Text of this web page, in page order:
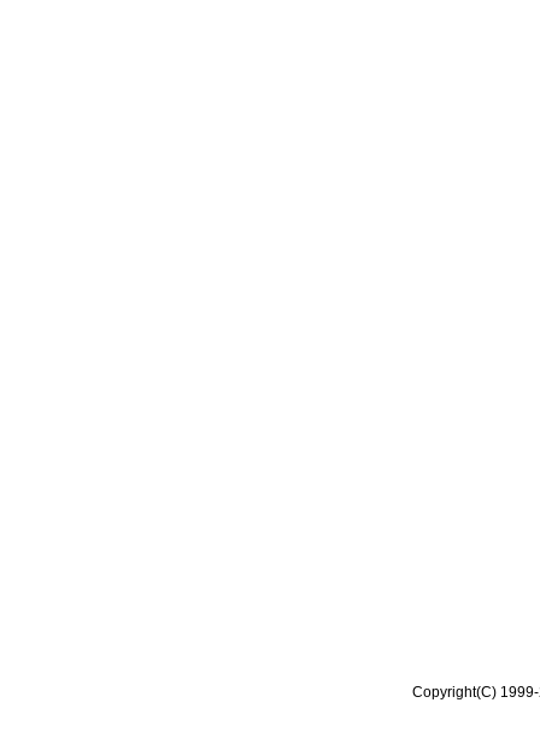
Copyright(C)